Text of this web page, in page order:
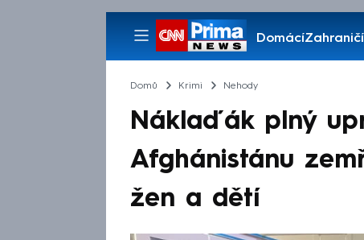
DomácíZahraničí
Pořady
Domů Krimi Nehody
Náklaďák plný
Afghánistánu
žen a dětí